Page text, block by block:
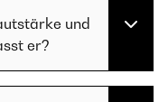
und
er?